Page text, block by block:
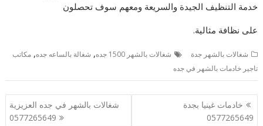
خدمة التنظيف الجيدة والسريعة ومعهم سوف تحصلون
على نظافة مثالية.
شغالات بالشهر جدة شغالات بالشهر 1500 جده , شغالة بالساعه جده,مكاتب
تاجير خادمات بالشهر في جده
تصفّح
المقالات
خادمات غينيا بجدة
0577265649
شغالات بالشهر في جده العزيزية
0577265649